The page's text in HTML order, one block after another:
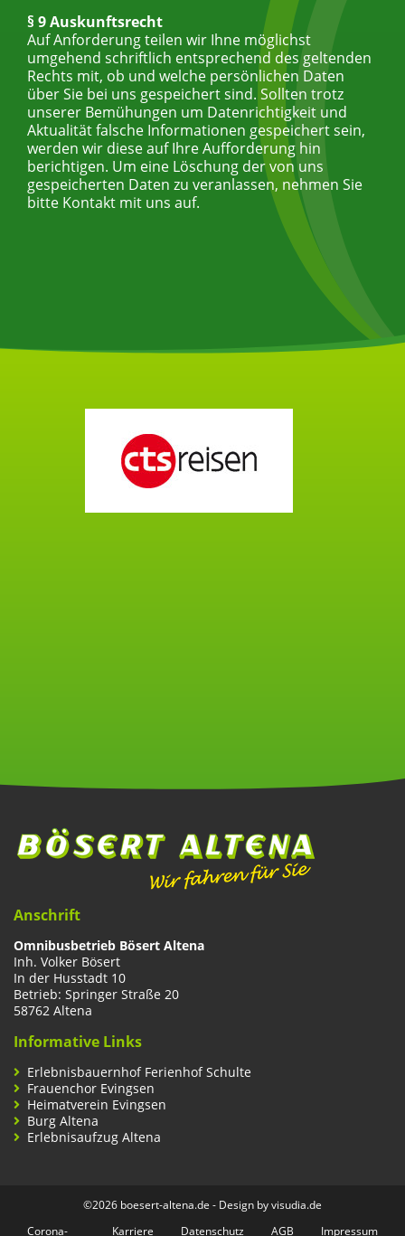
§ 9 Auskunftsrecht
Auf Anforderung teilen wir Ihne möglichst
umgehend schriftlich entsprechend des geltenden
Rechts mit, ob und welche persönlichen Daten
über Sie bei uns gespeichert sind. Sollten trotz
unserer Bemühungen um Datenrichtigkeit und
Aktualität falsche Informationen gespeichert sein,
werden wir diese auf Ihre Aufforderung hin
berichtigen. Um eine Löschung der von uns
gespeicherten Daten zu veranlassen, nehmen Sie
bitte Kontakt mit uns auf.
Anschrift
Omnibusbetrieb Bösert Altena
Inh. Volker Bösert
In der Husstadt 10
Betrieb: Springer Straße 20
58762 Altena
Informative Links
Erlebnisbauernhof Ferienhof Schulte
Frauenchor Evingsen
Heimatverein Evingsen
Burg Altena
Erlebnisaufzug Altena
©2026 boesert-altena.de - Design byvisudia.de
Corona-
Karriere Datenschutz AGB Impressum